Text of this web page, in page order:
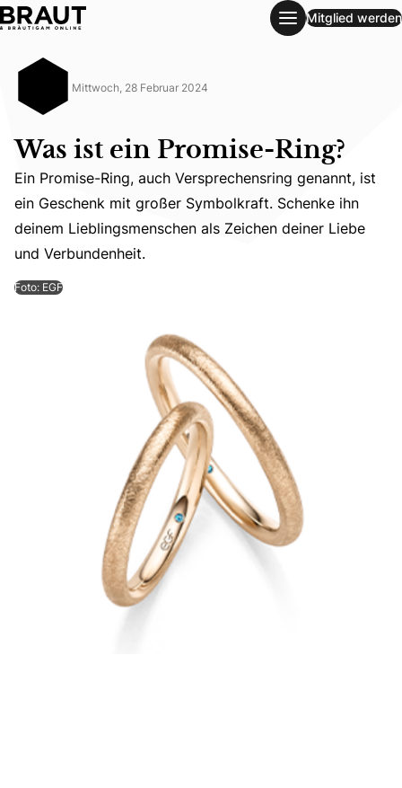
Mitglied werden
Mittwoch, 28 Februar 2024
Was ist ein Promise-Ring?
Ein Promise-Ring, auch Versprechensring genannt, ist
Ein Promise-Ring, auch Versprechensring genannt, ist
ein Geschenk mit großer Symbolkraft. Schenke ihn
deinem Lieblingsmenschen als Zeichen deiner Liebe
und Verbundenheit.
Foto: EGF